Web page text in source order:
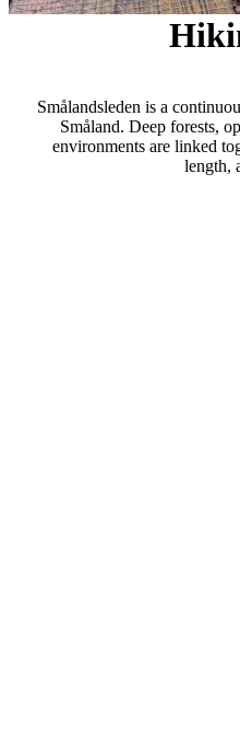
Smålandsleden is a
Småland. Deep forests,
environments are linked
length,